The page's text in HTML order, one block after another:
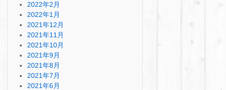
2022年2月
2022年1月
2021年12月
2021年11月
2021年10月
2021年9月
2021年8月
2021年7月
2021年6月